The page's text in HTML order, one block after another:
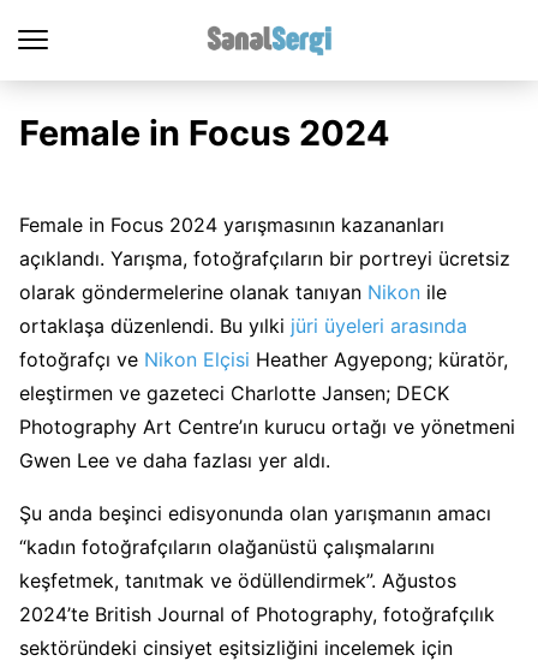
Female in Focus 2024
Female in Focus 2024 yarışmasının kazananları
açıklandı. Yarışma, fotoğrafçıların bir portreyi ücretsiz
olarak göndermelerine olanak tanıyan Nikon ile
ortaklaşa düzenlendi. Bu yılki jüri üyeleri arasında
fotoğrafçı ve Nikon Elçisi Heather Agyepong; küratör,
eleştirmen ve gazeteci Charlotte Jansen; DECK
Photography Art Centre’ın kurucu ortağı ve yönetmeni
Gwen Lee ve daha fazlası yer aldı.
Şu anda beşinci edisyonunda olan yarışmanın amacı
“kadın fotoğrafçıların olağanüstü çalışmalarını
keşfetmek, tanıtmak ve ödüllendirmek”. Ağustos
2024’te British Journal of Photography, fotoğrafçılık
sektöründeki cinsiyet eşitsizliğini incelemek için